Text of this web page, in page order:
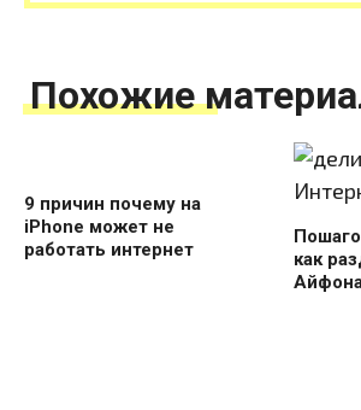
Похожие
9 причин почему на
iPhone может не
работать интернет
как